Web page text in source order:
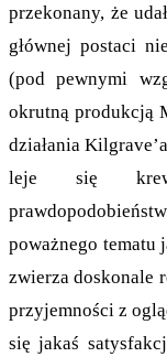
przekonany, że
głównej postaci
(pod pewnymi
okrutną produkcją
działania
leje się
poważnego tematu
zwierza doskonale
przyjemności z
się jakaś